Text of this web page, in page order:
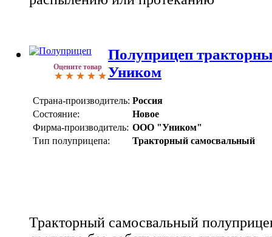
Оцените товар
Полуприцеп
Уником
Страна-производитель: Россия
Состояние:
Новое
Фирма-производитель: ООО "Уником"
Тип полуприцепа:
Тракторный самосвальный
Тракторный самосвальный